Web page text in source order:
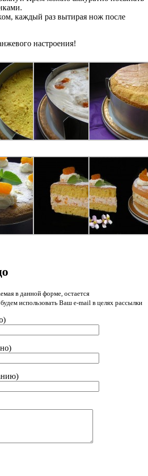
каждый раз вытирая нож после
настроения!
в данной форме, остается
использовать Ваш e-mail в целях рассылки